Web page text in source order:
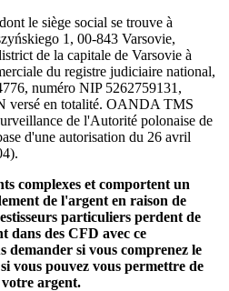
le siège social se trouve à
1, 00-843 Varsovie,
de la capitale de Varsovie à
du registre judiciaire national,
numéro NIP 5262759131,
versé en totalité. OANDA TMS
de l'Autorité polonaise de
d'une autorisation du 26 avril
complexes et comportent un
de l'argent en raison de
particuliers perdent de
dans des CFD avec ce
demander si vous comprenez le
vous pouvez vous permettre de
argent.